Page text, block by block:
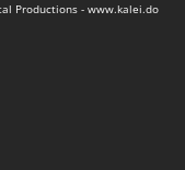
Productions - www.kalei.do